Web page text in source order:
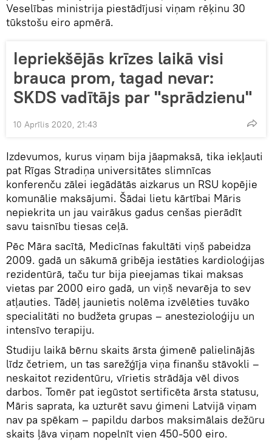
Veselības ministrija piestādījusi viņam rēķinu 30
tūkstošu eiro apmērā.
Iepriekšējās krīzes laikā visi
brauca prom, tagad nevar:
SKDS vadītājs par "sprādzienu"
10 Aprīlis 2020, 21:43
Izdevumos, kurus viņam bija jāapmaksā, tika iekļauti
pat Rīgas Stradiņa universitātes slimnīcas
konferenču zālei iegādātās aizkarus un RSU kopējie
komunālie maksājumi. Šādai lietu kārtībai Māris
nepiekrita un jau vairākus gadus cenšas pierādīt
savu taisnību tiesas ceļā.
Pēc Māra sacītā, Medicīnas fakultāti viņš pabeidza
2009. gadā un sākumā gribēja iestāties kardioloģijas
rezidentūrā, taču tur bija pieejamas tikai maksas
vietas par 2000 eiro gadā, un viņš nevarēja to sev
atļauties. Tādēļ jaunietis nolēma izvēlēties tuvāko
specialitāti no budžeta grupas – anestezioloģiju un
intensīvo terapiju.
Studiju laikā bērnu skaits ārsta ģimenē palielinājās
līdz četriem, un tas sarežģīja viņa finanšu stāvokli –
neskaitot rezidentūru, vīrietis strādāja vēl divos
darbos. Tomēr pat iegūstot sertificēta ārsta statusu,
Māris saprata, ka uzturēt savu ģimeni Latvijā viņam
nav pa spēkam – papildu darbos maksimālais dežūru
skaits ļāva viņam nopelnīt vien 450-500 eiro.